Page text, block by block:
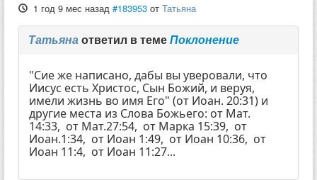
1 год 9 мес назад #183953 отТатьяна
Татьянаответил в темеПоклонение
"Сие же написано, дабы вы уверовали, что
Иисус есть Христос, Сын Божий, и веруя,
имели жизнь во имя Его" (от Иоан. 20:31) и
другие места из Слова Божьего: от Мат.
14:33, от Мат.27:54, от Марка 15:39, от
Иоан.1:34, от Иоан 1:49, от Иоан 10:36, от
Иоан 11:4, от Иоан 11:27...